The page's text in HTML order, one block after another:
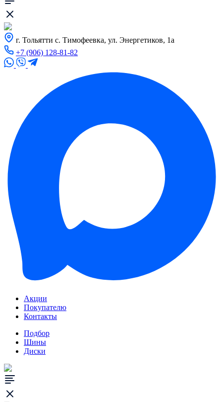
г. Тольятти с. Тимофеевка, ул. Энергетиков, 1а
+7 (906) 128-81-82
Акции
Покупателю
Контакты
Подбор
Шины
Диски